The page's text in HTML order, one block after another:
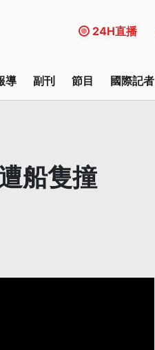
24H直播
導 副刊 節目 國際記者
船隻撞